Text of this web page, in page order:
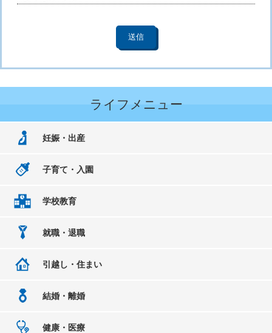
ライフメニュー
妊娠・出産
子育て・入園
学校教育
就職・退職
引越し・住まい
結婚・離婚
健康・医療